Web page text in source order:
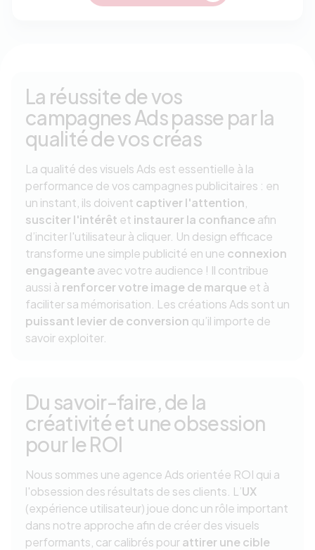
La réussite de vos
campagnes Ads passe par la
qualité de vos créas
La qualité des visuels Ads est essentielle à la
performance de vos campagnes publicitaires : en
un instant, ils doivent captiver l'attention
susciter l'intérêt et instaurer la confiance afin
d’inciter l'utilisateur à cliquer. Un design efficace
transforme une simple publicité en une connexion
engageante avec votre audience ! Il contribue
aussi à renforcer votre image de marque et à
faciliter sa mémorisation. Les créations Ads sont un
puissant levier de conversion qu’il importe de
savoir exploiter.
Du savoir-faire, de la
créativité et une obsession
pour le ROI
Nous sommes une agence Ads orientée ROI qui a
l'obsession des résultats de ses clients. L’UX
(expérience utilisateur) joue donc un rôle important
dans notre approche afin de créer des visuels
performants, car calibrés pourattirer une cible